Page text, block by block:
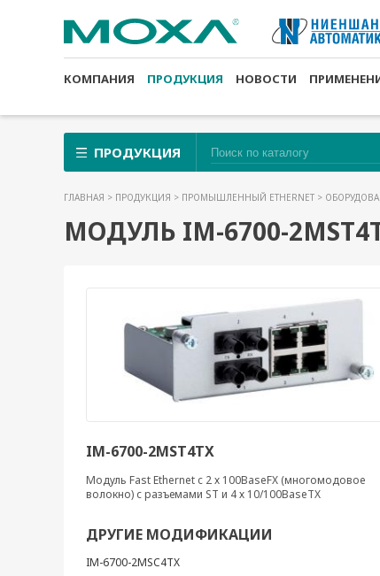
КОМПАНИЯ ПРОДУКЦИЯ НОВОСТИ
ПРОДУКЦИЯ
ГЛАВНАЯ > ПРОДУКЦИЯ > ПРОМЫШЛЕННЫЙ ETHERNET >
МОДУЛЬ IM-6700-
IM-6700-2MST4TX
Модуль Fast Ethernet c 2 х 100BaseFX (многомодовое
волокно) с разъемами ST и 4 х 10/100BaseTX
ДРУГИЕ МОДИФИКАЦИИ
IM-6700-2MSC4TX